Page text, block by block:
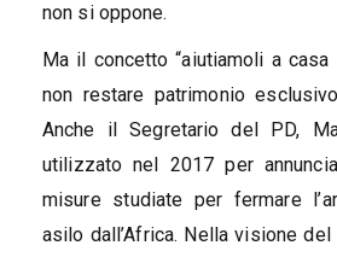
non si oppone.
Ma il concetto “aiutiamoli a
non restare patrimonio
Anche il Segretario del PD,
utilizzato nel 2017 per
misure studiate per fermare
asilo dall’Africa. Nella visione del